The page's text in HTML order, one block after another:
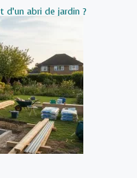
d’un abri de jardin ?